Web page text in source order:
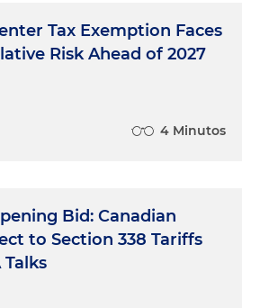
Tax Exemption Faces
Risk Ahead of 2027
4 Minutos
Bid: Canadian
to Section 338 Tariffs
Talks